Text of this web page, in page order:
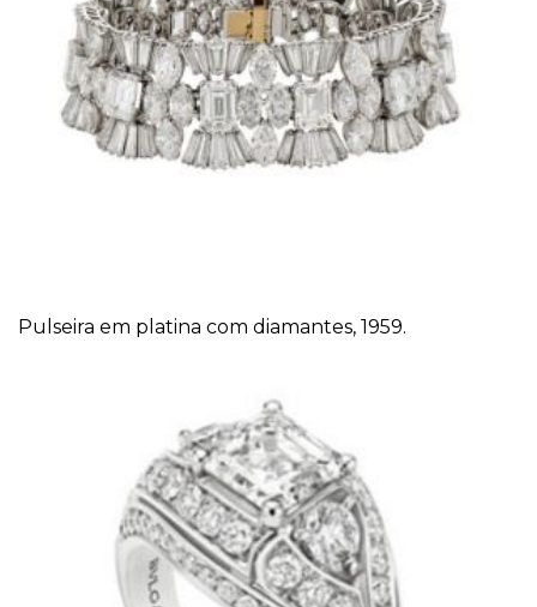
Pulseira em platina com diamantes, 1959.